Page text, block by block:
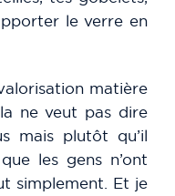
le verre en
matière
ne veut pas dire
mais plutôt qu’il
les gens n’ont
simplement. Et je